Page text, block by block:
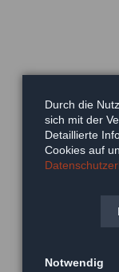
Durch die
sich mit der
Detaillierte
Cookies auf
Notwendig